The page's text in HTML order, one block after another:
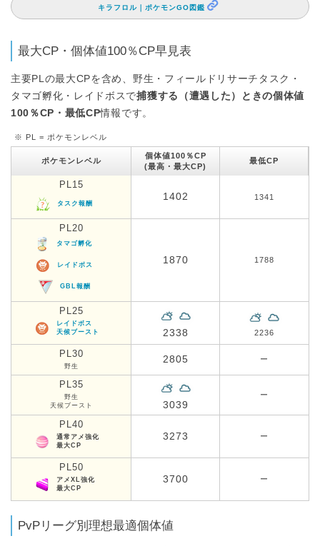
キラフロル｜ポケモンGO図鑑
最大CP・個体値100％CP早見表
主要PLの最大CPを含め、野生・フィールドリサーチタスク・
タマゴ孵化・レイドボスで捕獲する（遭遇した）ときの個体値
100％CP・最低CP情報です。
※ PL = ポケモンレベル
ポケモンレベル
個体値100％CP
(最高・最大CP)
最低CP
PL15
タスク報酬
1402 1341
PL20
タマゴ孵化
レイドボス
GBL報酬
1870 1788
PL25
レイドボス
天候ブースト
2338 2236
PL30
野生
2805 ー
PL35
野生
天候ブースト
3039
ー
PL40
通常アメ強化
最大CP
3273 ー
PL50
アメXL強化
最大CP
3700 ー
PvPリーグ別理想最適個体値